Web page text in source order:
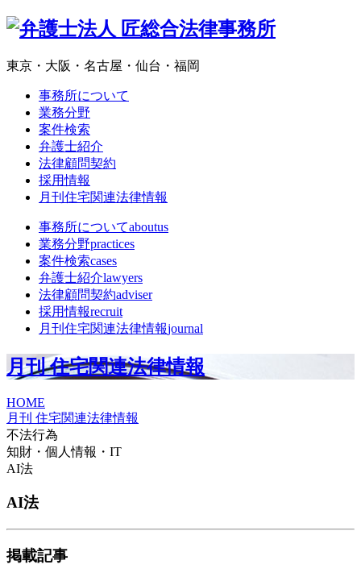
東京・大阪・名古屋・仙台・福岡
事務所について
業務分野
案件検索
弁護士紹介
法律顧問契約
採用情報
月刊住宅関連法律情報
事務所についてaboutus
業務分野practices
案件検索cases
弁護士紹介lawyers
法律顧問契約adviser
採用情報recruit
月刊住宅関連法律情報journal
月刊 住宅関連法律情報
HOME
月刊 住宅関連法律情報
不法行為
知財・個人情報・IT
AI法
AI法
掲載記事